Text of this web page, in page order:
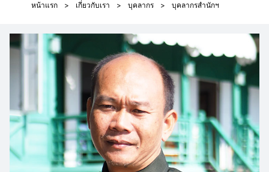
หน้าแรก > เกี่ยวกับเรา > บุคลากร > บุคลากรสำนักฯ